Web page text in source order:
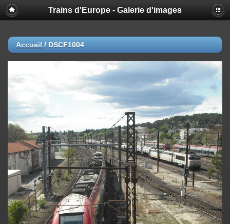
Trains d'Europe - Galerie d'images
Accueil / DSCF1004